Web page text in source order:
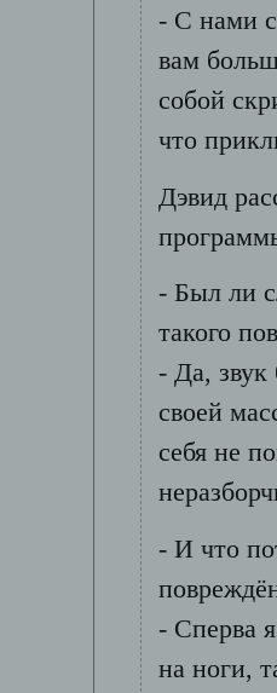
- С нами
вам
собой
что
Дэвид
- Был ли
такого
- Да, звук
своей
себя не
- И что
- Сперва
на ноги,